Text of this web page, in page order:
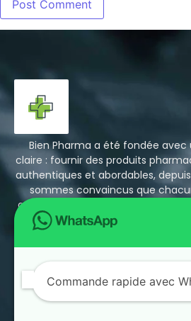
Bien Pharma a été fondée avec
claire : fournir des produits
authentiques et abordables,
sommes convaincus que
accès facile à des médicaments
prix exorbitants ni les longues
+1 423 310 1946 whatsapp
bienpharma26@mail.com
11 Rue Auber, 75009 Paris
Commande rapide avec